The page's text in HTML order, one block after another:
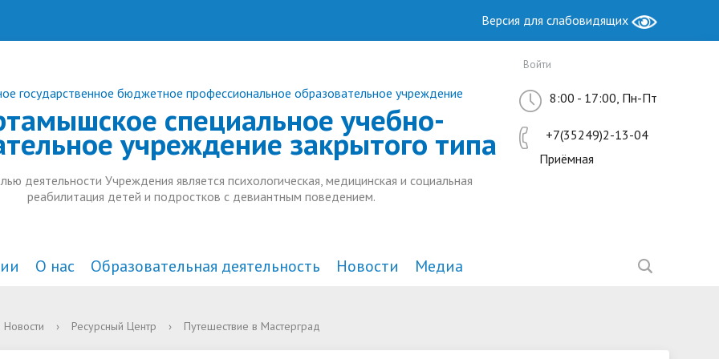
Версия для слабовидящих
государственное бюджетное профессиональное образовательное учреждение
специальное учебно-
учреждение закрытого типа
деятельности Учреждения является психологическая, медицинская и социальная
реабилитация детей и подростков с девиантным поведением.
Войти
8:00 - 17:00, Пн-Пт
+7(35249)2-13-04
Приёмная
и органы управления
организацией
Документы
О нас
коррупции В СМИ
Образовательная деятельность
Анонсы
Новости Медиа
Новости › Ресурсный Центр › Путешествие в Мастерград